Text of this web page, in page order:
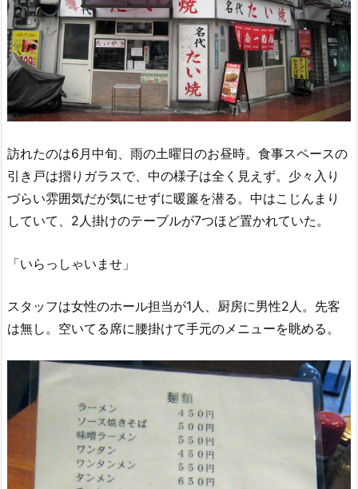
訪れたのは6月中旬、雨の土曜日のお昼時。食事スペースの
引き戸は摺りガラスで、中の様子は全く見えず。少々入り
づらい雰囲気だが気にせずに暖簾を潜る。中はこじんまり
していて、2人掛けのテーブルが7つほど置かれていた。
「いらっしゃいませ」
スタッフは女性のホール担当が1人、厨房に男性2人。先客
は無し。空いてる席に腰掛けて手元のメニューを眺める。